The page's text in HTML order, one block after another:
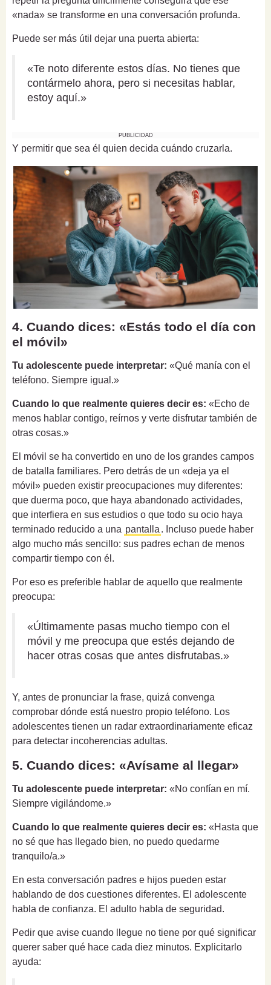
«nada» se transforme en una conversación profunda.
Puede ser más útil dejar una puerta abierta:
«Te noto diferente estos días. No tienes que
contármelo ahora, pero si necesitas hablar,
estoy aquí.»
PUBLICIDAD
Y permitir que sea él quien decida cuándo cruzarla.
4. Cuando dices: «Estás todo el día con
el móvil»
Tu adolescente puede interpretar: «Qué manía con el
teléfono. Siempre igual.»
Cuando lo que realmente quieres decir es: «Echo de
menos hablar contigo, reírnos y verte disfrutar también de
otras cosas.»
El móvil se ha convertido en uno de los grandes campos
de batalla familiares. Pero detrás de un «deja ya el
móvil» pueden existir preocupaciones muy diferentes:
que duerma poco, que haya abandonado actividades,
que interfiera en sus estudios o que todo su ocio haya
terminado reducido a una pantalla . Incluso puede haber
algo mucho más sencillo: sus padres echan de menos
compartir tiempo con él.
Por eso es preferible hablar de aquello que realmente
preocupa:
«Últimamente pasas mucho tiempo con el
móvil y me preocupa que estés dejando de
hacer otras cosas que antes disfrutabas.»
Y, antes de pronunciar la frase, quizá convenga
comprobar dónde está nuestro propio teléfono. Los
adolescentes tienen un radar extraordinariamente eficaz
para detectar incoherencias adultas.
5. Cuando dices: «Avísame al llegar»
Tu adolescente puede interpretar: «No confían en mí.
Siempre vigilándome.»
Cuando lo que realmente quieres decir es: «Hasta que
no sé que has llegado bien, no puedo quedarme
tranquilo/a.»
En esta conversación padres e hijos pueden estar
hablando de dos cuestiones diferentes. El adolescente
habla de confianza. El adulto habla de seguridad.
Pedir que avise cuando llegue no tiene por qué significar
querer saber qué hace cada diez minutos. Explicitarlo
ayuda: